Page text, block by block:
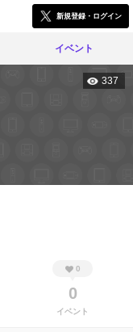
新規登録・ログイン
イベント
337
0
0
イベント